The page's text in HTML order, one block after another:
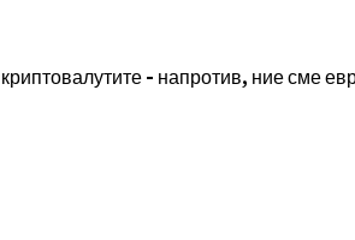
- напротив, ние сме